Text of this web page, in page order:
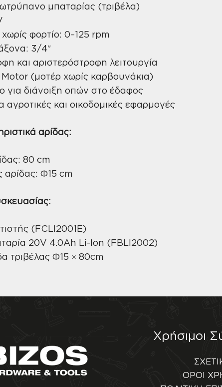
μπαταρίας (τριβέλα)
φορτίο: 0–125 rpm
3/4″
και αριστερόστροφη λειτουργία
(μοτέρ χωρίς καρβουνάκια)
για διάνοιξη οπών στο έδαφος
αγροτικές και οικοδομικές εφαρμογές
αρίδας:
80 cm
αρίδας: Φ15 cm
(FCLI2001E)
20V 4.0Ah Li-Ion (FBLI2002)
τριβέλας Φ15 × 80cm
Χρήσιμοι
ΟΡΟΙ